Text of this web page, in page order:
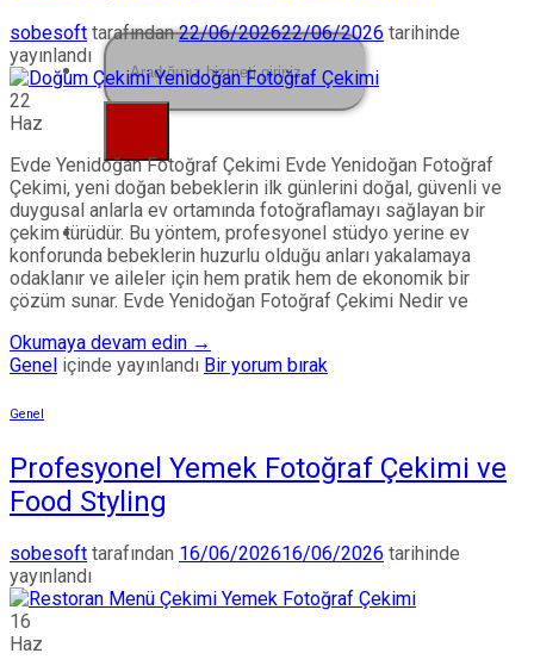
Ara:
sobesoft tarafından 22/06/202622/06/2026 tarihinde
yayınlandı
22
Haz
Evde Yenidoğan Fotoğraf Çekimi Evde Yenidoğan Fotoğraf
Çekimi, yeni doğan bebeklerin ilk günlerini doğal, güvenli ve
duygusal anlarla ev ortamında fotoğraflamayı sağlayan bir
çekim türüdür. Bu yöntem, profesyonel stüdyo yerine ev
konforunda bebeklerin huzurlu olduğu anları yakalamaya
odaklanır ve aileler için hem pratik hem de ekonomik bir
çözüm sunar. Evde Yenidoğan Fotoğraf Çekimi Nedir ve
Okumaya devam edin →
Genel içinde yayınlandı Bir yorum bırak
Genel
Profesyonel Yemek Fotoğraf Çekimi ve
Food Styling
sobesoft tarafından 16/06/202616/06/2026 tarihinde
yayınlandı
16
Haz